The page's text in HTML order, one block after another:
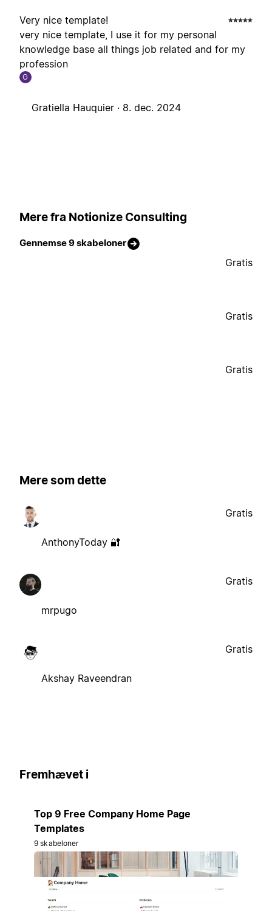
Very nice template!
very nice template, I use it for my personal
knowledge base all things job related and for my
profession
G
Gratiella Hauquier · 8. dec. 2024
Mere fra Notionize Consulting
Gennemse 9 skabeloner
Gratis
Gratis
Gratis
Mere som dette
AnthonyToday 🔐
Gratis
mrpugo
Gratis
Akshay Raveendran
Gratis
Fremhævet i
Top 9 Free Company Home Page
Templates
9 skabeloner